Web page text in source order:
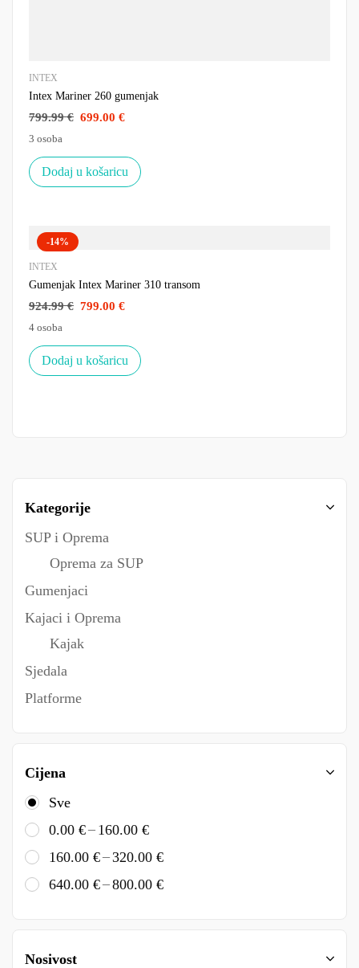
Kategorije
SUP i Oprema
Oprema za SUP
Gumenjaci
Kajaci i Oprema
Kajak
Sjedala
Platforme
Cijena
Sve
0.00 €– 160.00 €
160.00 €–320.00 €
640.00 €–800.00 €
Nosivost
INTEX
Intex Mariner 260 gumenjak
799.99€ 699.00 €
3 osoba
Dodaj u košaricu
-14%
INTEX
Gumenjak Intex Mariner 310 transom
924.99€ 799.00 €
4 osoba
Dodaj u košaricu